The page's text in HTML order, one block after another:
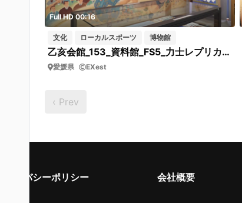
Full HD 00:16
文化 ローカルスポーツ 博物館
乙亥会館_153_資料館_FS5_力士レプリカと取組の絵_FIX
愛媛県 EXest
‹ Prev
プライバシーポリシー 会社概要